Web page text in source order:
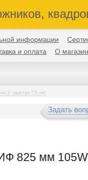
информации
и оплата О
3" (выступ 7,5 см)
Задать
825 мм